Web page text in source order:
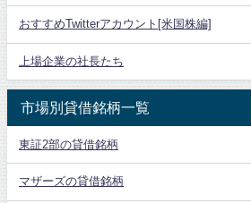
おすすめTwitterアカウント[米国株編]
上場企業の社長たち
市場別貸借銘柄一覧
東証2部の貸借銘柄
マザーズの貸借銘柄